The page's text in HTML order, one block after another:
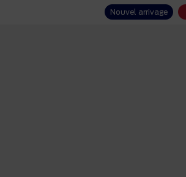
Nouvel arrivage